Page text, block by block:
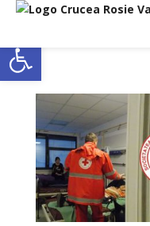
Deschide bara de unelte